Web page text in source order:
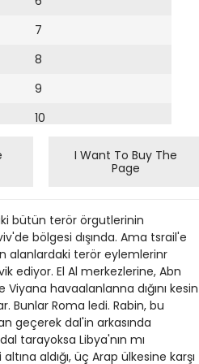
7
8
9
10
14
I Want To Buy The
Page
Edebilir. 5^mini sağ Bu yanıüruzdsuı dogndtunun mak ne demektir? Varlığınızı ka Oradaki askeri vaıiıgınız, rüşmelere başlamadan önce ne ko Abu Nidal terörist grubu tarafınlıgına ilişkin herhangi bir konuda layabilir. Ancak, tek tek her dune yönde olduğu açıkca belli olu bul etmek ne demektir? nuda anlaşılması gerektiğinde av dan yapıldığuıa inanacak nedenleNATO'nun bir parçası olarak, madem demokratik bir ülkesiniz, çok az bir ilgi gösterdiğini gördü Türkiye ile ABD arasında bir sanım üzerinde anlaşmaya vanlma yor. Çok net bir soru sonmra. Ama bu, oalara (FKÖ) kar döröst seçimlerin yapılmasını garimiz var. fOmflzu de inkâr edemeyecegim. sı gerekir. Ben ABD ile çok sıkı Körfez'de Batı dünyasının çıkar şı sürttlen bir ön şart. vunma anlaşması var anlamına ge Batı Yakası'm tsrail'in güranti etsin ve görun kim seçUiyor. Sanıyorum ki Türkiye, kendine lir. Yani, Tttrkiye'ye herhangi bir Bu olaydan sonra siz kendibağlara sahip olduğumuzu inkâr lannı tehdil etügi varsayılan gelişRABtN Kimin tarafından? RABtN Hayır, buna izin ve venligi için hayati mi sayı niz, bir misillemeden soz etmistiOzgtt nedenlerden ötürü Arap saldın ABD'ye saldındır. tsrail, edecek değilirn. Eğer meşru görümeler vukn bulursa, tsrail vurucu Bizim değil, Amerikan pozisyonu remeyiz. Çünkü dürüst seçimler yorsanuz? lsrâil çatışmasına ilişkin herhan ABD'ye hiçbir zaman kendisi ile niz. Bu olayın arkasında kimin bnlürse, sadece kendi amaçlanrruz kuvvet olarak rol alacak mıdır? ile tsrail pozisyonunu birbirinden RABtN Biliyorsunuz ki, ls lundugu konusunda bu kadar olacagına inanrruyoruz. Terör tehgi bir bağlantıdan uzakta Uurma bir savunma paktı yapması için için değil, ABD'nin kendi amaçayıralım. Amcrikan pozisyonu; bir RABtN Biz tsrail ordusunu rail'de görevde bulunan Ulusal didi altında seçimler olacaktır. yı tercih ediyor. Israil'in görüş açıeminseniz, hani nerede misilleme. Agır askeri variıgımza rag Birlik Hükümeti, banşa ulaşıldıtına göre, Tür